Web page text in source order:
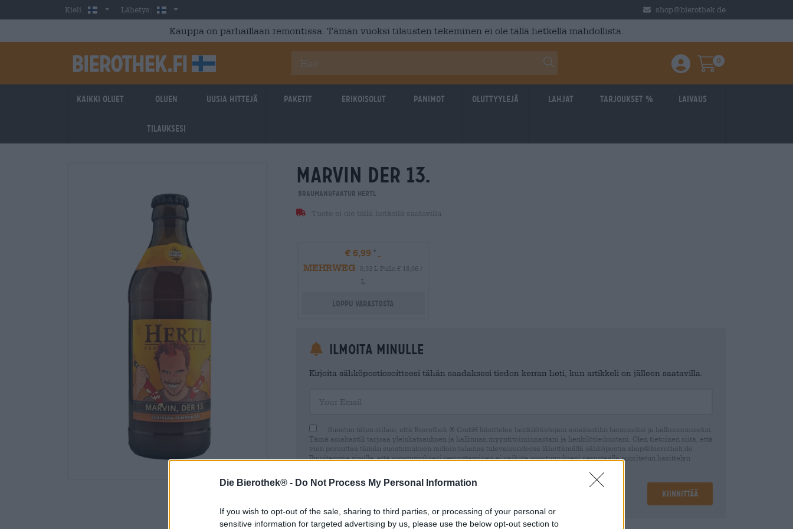
Die Bierothek® - Do Not Process My Personal Information
If you wish to opt-out of the sale, sharing to third parties, or processing of your personal or
sensitive information for targeted advertising by us, please use the below opt-out section to
Skip to main content
Kieli: FinnishLähetys: Suomi shop@bierothek.de
Kauppa on parhaillaan remontissa. Tämän vuoksi tilausten tekeminen ei ole tällä hetkellä mahdollista.
Einloggen / Anmelden
Warenkorb
0
Kaikki oluet Oluen
tilauksesi
Uusia hittejä Paketit Erikoisolut Panimot Oluttyylejä Lahjat Tarjoukset % laivaus
marvin der 13.
Braumanufaktur Hertl
Tuote ei ole tällä hetkellä saatavilla
€ 6,99
MEHRWEG
0,33 L Pullo € 18,06 /
L
Loppu varastosta
Ilmoita minulle
Kirjoita sähköpostiosoitteesi tähän saadaksesi tiedon kerran heti, kun artikkeli on jälleen saatavilla.
Suostun täten siihen, että Bierothek ® GmbH käsittelee henkilötietojani asiakastilin luomiseksi ja hallinnoimiseksi.
Tämä asiakastili tarjoaa yleiskatsauksen ja hallinnan myyntitoiminnastani ja henkilötiedoistani. Olen tietoinen siitä, että
voin peruuttaa tämän suostumuksen milloin tahansa tulevaisuudessa lähettämällä sähköpostia shop@bierothek.de.
Ilmoitamme sinulle, että suostumuksesi peruuttaminen ei vaikuta suostumuksesi perusteella suoritetun käsittelyn
Kiinnittää